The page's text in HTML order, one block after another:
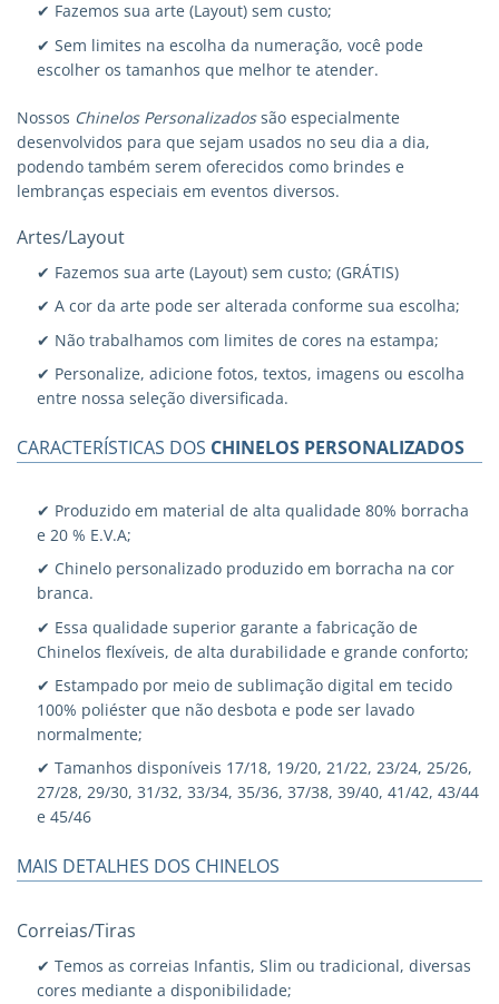
✔ Fazemos sua arte (Layout) sem custo;
✔ Sem limites na escolha da numeração, você pode
escolher os tamanhos que melhor te atender.
Nossos Chinelos Personalizadossão especialmente
desenvolvidos para que sejam usados no seu dia a dia,
podendo também serem oferecidos como brindes e
lembranças especiais em eventos diversos.
Artes/Layout
✔ Fazemos sua arte (Layout) sem custo; (GRÁTIS)
✔ A cor da arte pode ser alterada conforme sua escolha;
✔ Não trabalhamos com limites de cores na estampa;
✔ Personalize, adicione fotos, textos, imagens ou escolha
entre nossa seleção diversificada.
CARACTERÍSTICAS DOS CHINELOS PERSONALIZADOS
✔ Produzido em material de alta qualidade 80% borracha
e 20 % E.V.A;
✔ Chinelo personalizado produzido em borracha na cor
branca.
✔ Essa qualidade superior garante a fabricação de
Chinelos flexíveis, de alta durabilidade e grande conforto;
✔ Estampado por meio de sublimação digital em tecido
100% poliéster que não desbota e pode ser lavado
normalmente;
✔ Tamanhos disponíveis 17/18, 19/20, 21/22, 23/24, 25/26,
27/28, 29/30, 31/32, 33/34, 35/36, 37/38, 39/40, 41/42, 43/44
e 45/46
MAIS DETALHES DOS CHINELOS
Correias/Tiras
✔ Temos as correias Infantis, Slim ou tradicional, diversas
cores mediante a disponibilidade;